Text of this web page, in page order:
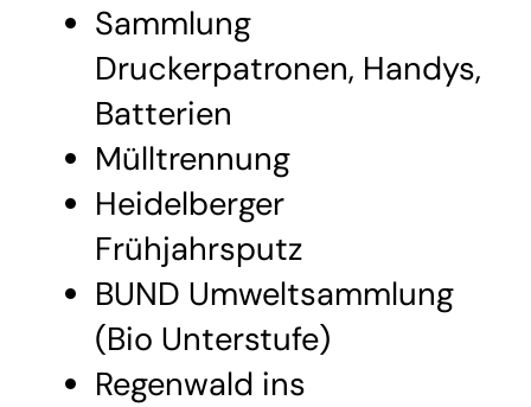
Sammlung
Druckerpatronen, Handys,
Batterien
Mülltrennung
Heidelberger
Frühjahrsputz
BUND Umweltsammlung
(Bio Unterstufe)
Regenwald ins